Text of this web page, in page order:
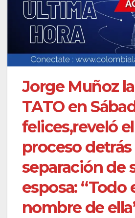
Jorge Muñoz
TATO en
felices,reveló
proceso detrás
separación de
esposa: “Todo
nombre de